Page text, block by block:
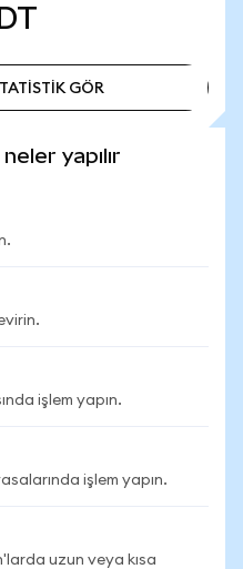
GÖR
yapılır
işlem yapın.
işlem yapın.
uzun veya kısa